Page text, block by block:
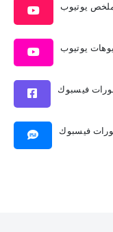
يوتيوب
يوتيوب
فيسبوك
فيسبوك